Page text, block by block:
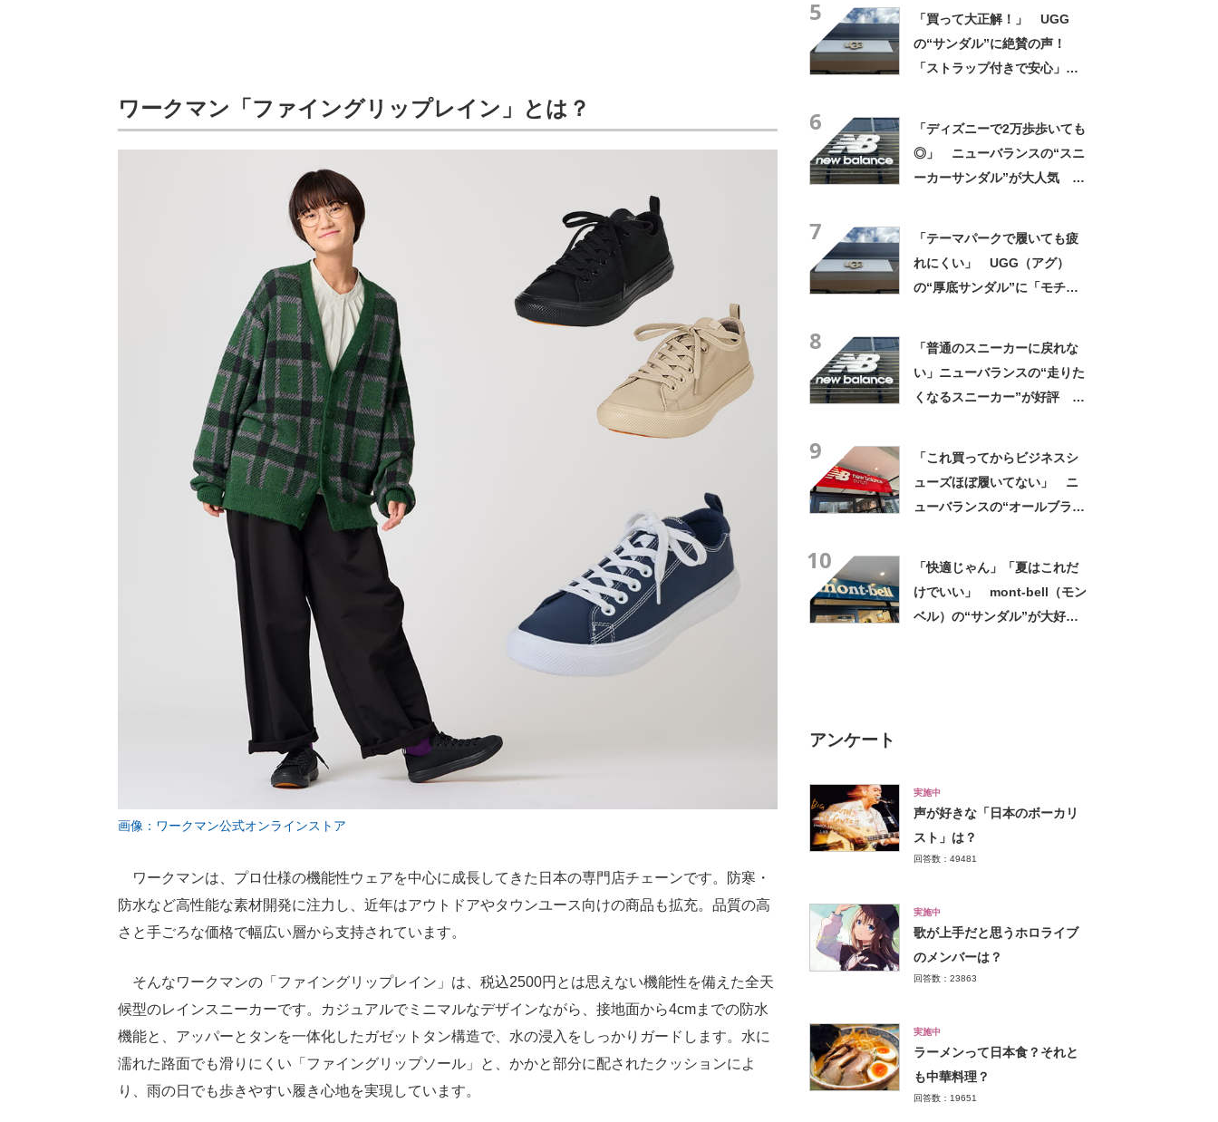
ワークマン「ファイングリップレイン」とは？
画像：ワークマン公式オンラインストア
ワークマンは、プロ仕様の機能性ウェアを中心に成長してきた日本の専門店チェーンです。防寒・
防水など高性能な素材開発に注力し、近年はアウトドアやタウンユース向けの商品も拡充。品質の高
さと手ごろな価格で幅広い層から支持されています。
そんなワークマンの「ファイングリップレイン」は、税込2500円とは思えない機能性を備えた全天
候型のレインスニーカーです。カジュアルでミニマルなデザインながら、接地面から4cmまでの防水
機能と、アッパーとタンを一体化したガゼットタン構造で、水の浸入をしっかりガードします。水に
濡れた路面でも滑りにくい「ファイングリップソール」と、かかと部分に配されたクッションによ
り、雨の日でも歩きやすい履き心地を実現しています。
5
「買って大正解！」 UGG
の“サンダル”に絶賛の声！
「ストラップ付きで安心」
6
「ディズニーで2万歩歩いても
◎」 ニューバランスの“スニ
ーカーサンダル”が大人気
7
「テーマパークで履いても疲
れにくい」 UGG（アグ）
の“厚底サンダル”に「モチモ
8
「普通のスニーカーに戻れな
い」ニューバランスの“走りた
くなるスニーカー”が好評
9
「これ買ってからビジネスシ
ューズほぼ履いてない」 ニ
ューバランスの“オールブラッ
10
「快適じゃん」「夏はこれだ
けでいい」 mont-bell（モン
ベル）の“サンダル”が大好
アンケート
実施中
声が好きな「日本のボーカリ
スト」は？
回答数：49481
実施中
歌が上手だと思うホロライブ
のメンバーは？
回答数：23863
実施中
ラーメンって日本食？それと
も中華料理？
回答数：19651